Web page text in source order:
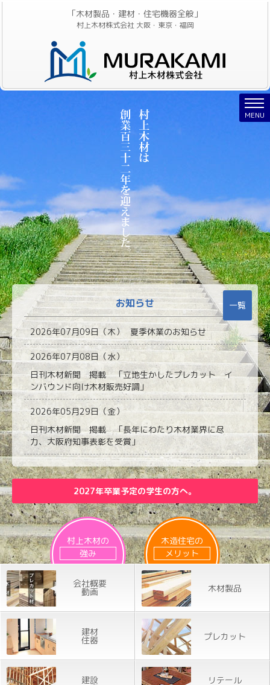
「木材製品・建材・住宅機器全般」
村上木材株式会社 大阪・東京・福岡
MENU
お知らせ
2026年07月09日（木） 夏季休業のお知らせ
2026年07月08日（水）
日刊木材新聞 掲載 「立地生かしたプレカット イ
ンバウンド向け木材販売好調」
2026年05月29日（金）
日刊木材新聞 掲載 「長年にわたり木材業界に尽
力、大阪府知事表彰を受賞」
一覧
2027年卒業予定の学生の方へ。
村上木材の
強み
木造住宅の
メリット
会社概要
動画 木材製品
建材
住器 プレカット
建設 リテール